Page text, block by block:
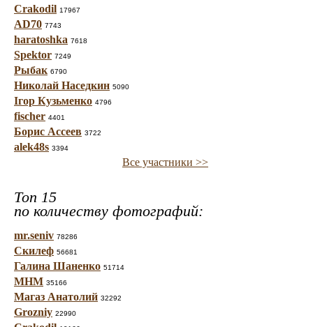
Crakodil 17967
AD70 7743
haratoshka 7618
Spektor 7249
Рыбак 6790
Николай Наседкин 5090
Ігор Кузьменко 4796
fischer 4401
Борис Ассеев 3722
alek48s 3394
Все участники >>
Топ 15
по количеству фотографий:
mr.seniv 78286
Скилеф 56681
Галина Шаненко 51714
МНМ 35166
Магаз Анатолий 32292
Grozniy 22990